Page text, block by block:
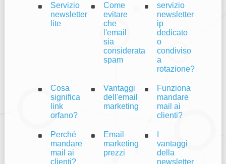
Servizio
newsletter
lite
Come
evitare
che
l'email
sia
considerata
spam
servizio
newsletter
ip
dedicato
o
condiviso
a
rotazione?
Cosa
significa
link
orfano?
Vantaggi
dell'email
marketing
Funziona
mandare
mail ai
clienti?
Perché
mandare
mail ai
clienti?
Email
marketing
prezzi
vantaggi
della
newsletter